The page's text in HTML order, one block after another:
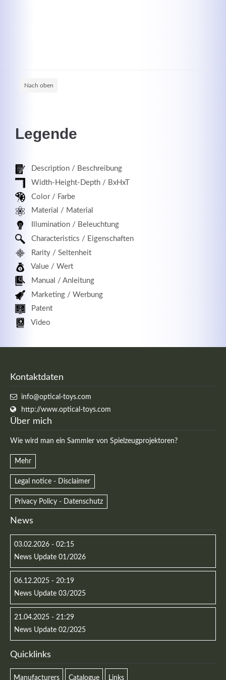
Nach oben
Legende
Description / Beschreibung
Width-Height-Depth / BxHxT
Color / Farbe
Material / Material
Illumination / Beleuchtung
Characteristics / Eigenschaften
Rarity / Seltenheit
Value / Wert
Manual / Anleitung
Marketing / Werbung
Patent
Video
Kontaktdaten
info@optical-toys.com
http://www.optical-toys.com
Über mich
Wie wird man ein Sammler von Spielzeugprojektoren?
Mehr
Legal notice - Disclaimer
Privacy Policy - Datenschutz
News
03.02.2026 - 02:15
News Update 01/2026
06.12.2025 - 20:19
News Update 03/2025
21.04.2025 - 21:29
News Update 02/2025
Quicklinks
Manufacturers Catalogue Links